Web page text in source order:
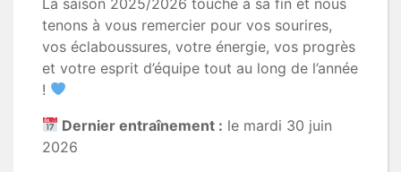
tenons à vous remercier pour vos sourires,
vos éclaboussures, votre énergie, vos progrès
et votre esprit d’équipe tout au long de l’année
!
Dernier entraînement : le mardi 30 juin
2026